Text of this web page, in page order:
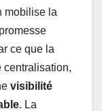
mobilise la
ce que la
centralisation,
visibilité
. La